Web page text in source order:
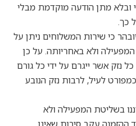
ובלא מתן הודעה מוקדמת מבלי
כך.
יובהר כי שירות המשלוחים ניתן על
ולא באחריותה. על כן
נזק אשר ייגרם על ידי כל גורם
לעיל, לרבות נזק הנובע
בשליטת המפעילה ולא
ההזמנה עקב סיבות שאינן